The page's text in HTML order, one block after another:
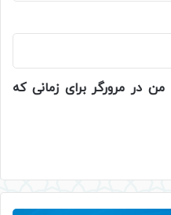
در مرورگر برای زمانی که